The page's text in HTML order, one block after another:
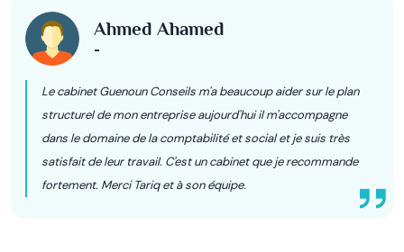
Ahmed Ahamed
-
Le cabinet Guenoun Conseils m'a beaucoup aider sur le plan
structurel de mon entreprise aujourd'hui il m'accompagne
dans le domaine de la comptabilité et social et je suis très
satisfait de leur travail. C'est un cabinet que je recommande
fortement. Merci Tariq et à son équipe.